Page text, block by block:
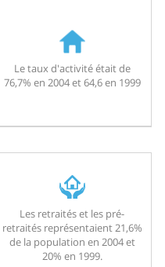
Le taux d'activité était de
76,7% en 2004 et 64,6 en 1999
Les retraités et les pré-
retraités représentaient 21,6%
de la population en 2004 et
20% en 1999.